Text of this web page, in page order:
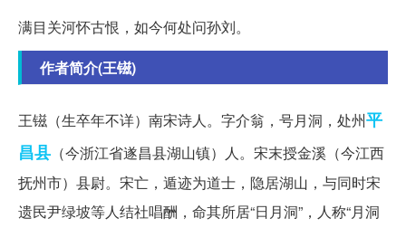
满目关河怀古恨，如今何处问孙刘。
作者简介(王镃)
王镃（生卒年不详）南宋诗人。字介翁，号月洞，处州平
昌县 （今浙江省遂昌县湖山镇）人。宋末授金溪（今江西
抚州市）县尉。宋亡，遁迹为道士，隐居湖山，与同时宋
遗民尹绿坡等人结社唱酬，命其所居“日月洞”，人称“月洞